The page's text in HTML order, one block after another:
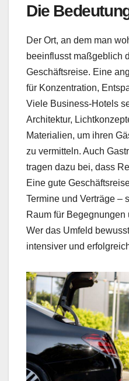
Die
Der Ort, an dem man
beeinflusst maßgeblich
Geschäftsreise. Eine
für Konzentration,
Viele Business-Hotels
Architektur,
Materialien, um ihren
zu vermitteln. Auch
tragen dazu bei, dass
Eine gute
Termine und Verträge –
Raum für Begegnungen
Wer das Umfeld
intensiver und